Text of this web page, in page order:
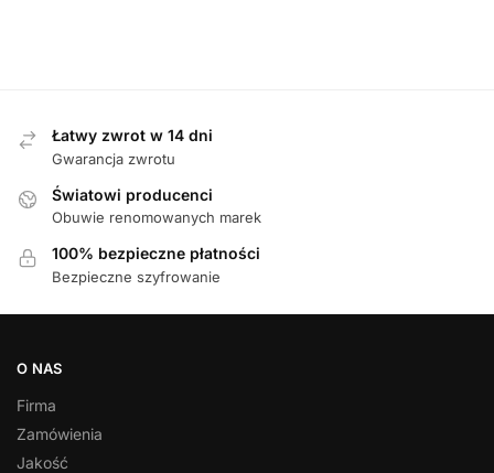
Łatwy zwrot w 14 dni
Gwarancja zwrotu
Światowi producenci
Obuwie renomowanych marek
100% bezpieczne płatności
Bezpieczne szyfrowanie
O NAS
Firma
Zamówienia
Jakość